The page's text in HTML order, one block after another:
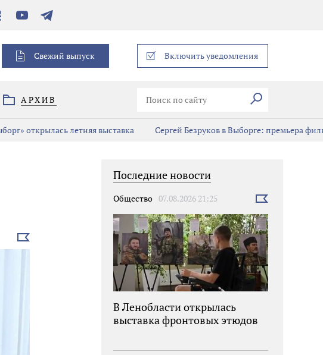
YouTubeТелеграм
Свежий выпуск Включить уведомления
АРХИВ Искать
открылась летняя выставка Сергей Безруков в Выборге: премьера
Выбрать
новость
Последние новости
Общество 07.08.2026 21:25
Выбрать
В Ленобласти открылась
выставка фронтовых этюдов